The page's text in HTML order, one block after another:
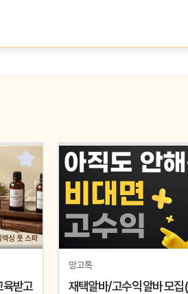
육받고
망고톡
재택알바/ 고수익 알바 모집